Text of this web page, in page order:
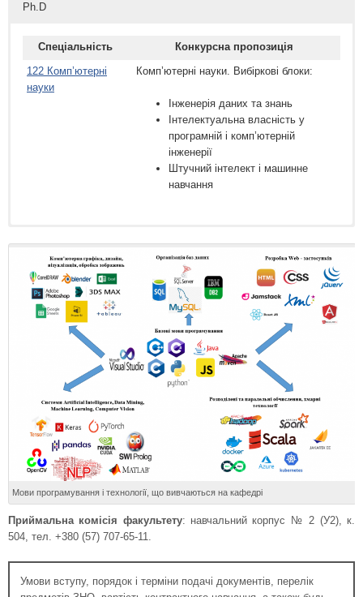
Ph.D
Спеціальність
Конкурсна пропозиція
122 Комп’ютерні
науки
Комп’ютерні науки. Вибіркові блоки:
Інженерія даних та знань
Інтелектуальна власність у
програмній і комп’ютерній
інженерії
Штучний інтелект і машинне
навчання
122 Комп’ютерні
науки
Комп’ютерні науки. Вибіркові блоки:
Інженерія даних та знань (Data
Science and Knowledge
Engineering)
Інтелектуальна власність у
програмній і комп’ютерній
інженерії (Intellectual Property in
Software and Hardware
Штучний інтелект і машинне
навчання (Artificial Intelligence
and Machine Learning)
122 Комп’ютерні науки
Мови програмування і технології, що вивчаються на кафедрі
Приймальна комісія факультету: навчальний корпус № 2 (У2), к.
504, тел. +380 (57) 707-65-11.
Умови вступу, порядок і терміни подачі документів, перелік